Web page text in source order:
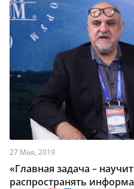
27 Мая, 2019
«Главная задача –
распространять